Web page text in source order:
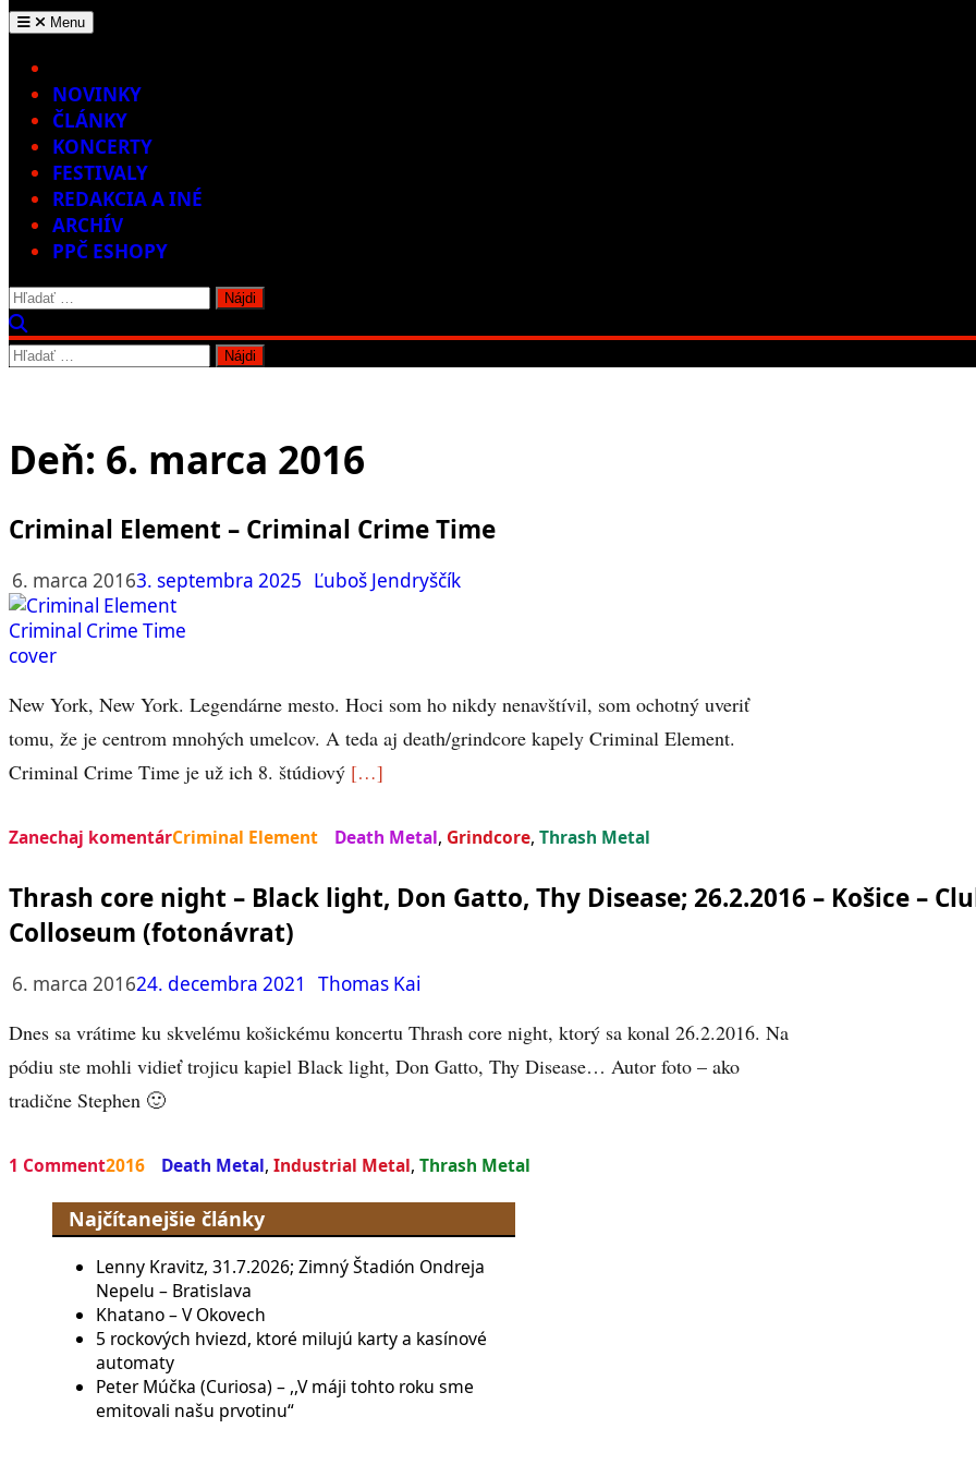
Menu
NOVINKY
ČLÁNKY
KONCERTY
FESTIVALY
REDAKCIA A INÉ
ARCHÍV
PPČ ESHOPY
Hľadať:
Hľadať:
Deň: 6. marca 2016
Criminal Element – Criminal Crime Time
6. marca 20163. septembra 2025 Ľuboš Jendryščík
New York, New York. Legendárne mesto. Hoci som ho nikdy nenavštívil, som ochotný uveriť
tomu, že je centrom mnohých umelcov. A teda aj death/grindcore kapely Criminal Element.
Criminal Crime Time je už ich 8. štúdiový […]
Zanechaj komentárCriminal Element Death Metal, Grindcore, Thrash Metal
Thrash core night – Black light, Don Gatto, Thy Disease; 26.2.2016 – Košice –
Colloseum (fotonávrat)
6. marca 201624. decembra 2021 Thomas Kai
Dnes sa vrátime ku skvelému košickému koncertu Thrash core night, ktorý sa konal 26.2.2016. Na
pódiu ste mohli vidieť trojicu kapiel Black light, Don Gatto, Thy Disease… Autor foto – ako
tradične Stephen 🙂
1 Comment2016 Death Metal, Industrial Metal, Thrash Metal
Najčítanejšie články
Lenny Kravitz, 31.7.2026; Zimný Štadión Ondreja
Nepelu – Bratislava
Khatano – V Okovech
5 rockových hviezd, ktoré milujú karty a kasínové
automaty
Peter Múčka (Curiosa) – ,,V máji tohto roku sme
emitovali našu prvotinu“